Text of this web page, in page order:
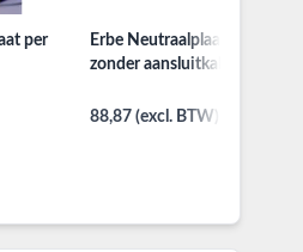
per
Erbe Neutraalplaat Nessy
zonder aansluitkabel per
88,87 (excl. BTW)